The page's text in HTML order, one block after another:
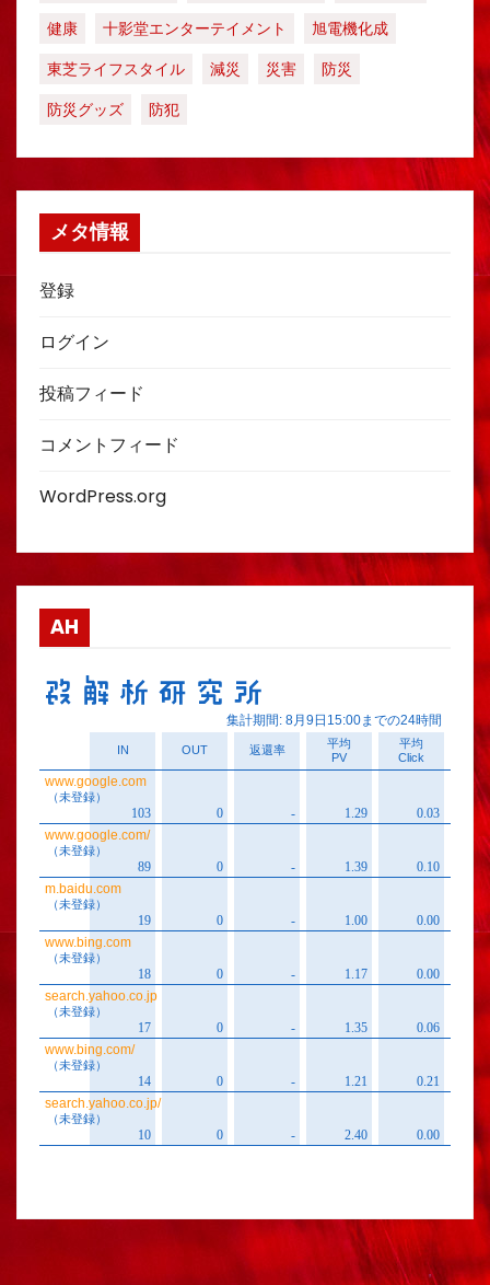
健康
十影堂エンターテイメント
旭電機化成
東芝ライフスタイル
減災 災害
防災
防災グッズ
防犯
メタ情報
登録
ログイン
投稿フィード
コメントフィード
WordPress.org
AH